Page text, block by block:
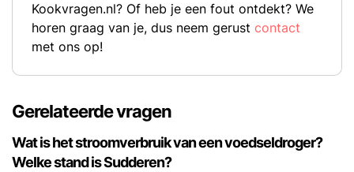
Kookvragen.nl? Of heb je een fout ontdekt? We
horen graag van je, dus neem gerust contact
met ons op!
Gerelateerde vragen
Wat is het stroomverbruik van een voedseldroger?
Welke stand is Sudderen?